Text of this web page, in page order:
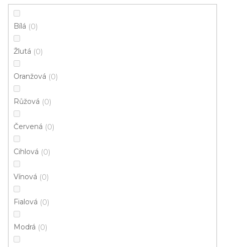
Instituce aj.
Řadit podle:
ZAVŘÍT FILTR
Bílá 0
Žlutá 0
Oranžová 0
Růžová 0
Červená 0
Cihlová 0
Vínová 0
Fialová 0
Modrá 0